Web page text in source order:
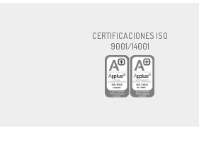
CERTIFICACIONES ISO
9001/14001